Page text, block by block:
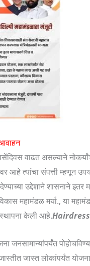
वाढत असल्याने
आहे त्यांचा संपत्ती
उद्देशाने शासनाने इतर
विकास महामंडळ मर्या., या
केली आहे.
जनसामान्यांपर्यंत
जास्त लोकांपर्यंत